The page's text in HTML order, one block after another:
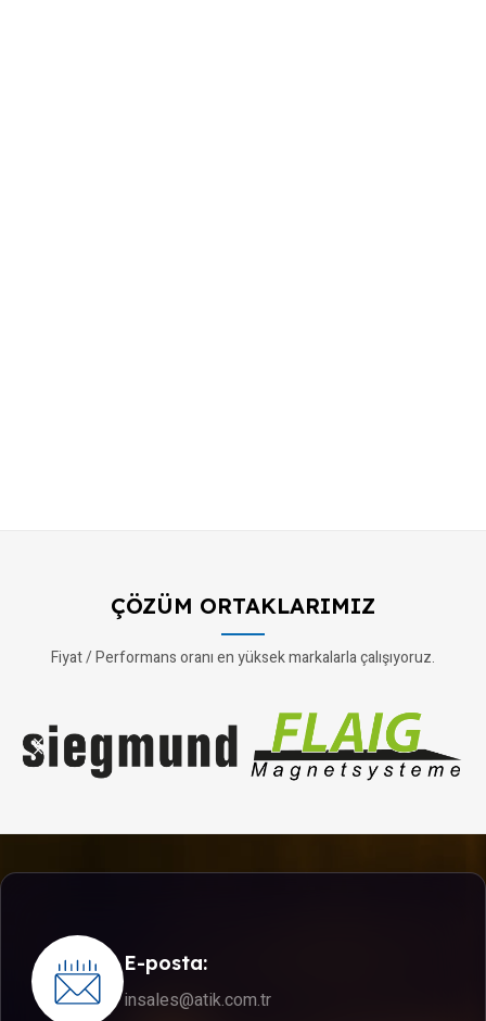
ÇÖZÜM ORTAKLARIMIZ
Fiyat / Performans oranı en yüksek markalarla çalışıyoruz.
E-posta:
insales@atik.com.tr